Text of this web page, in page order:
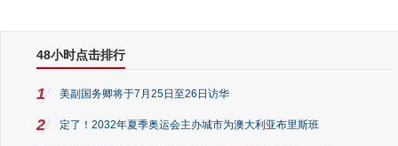
48小时点击排行
1 美副国务卿将于7月25日至26日访华
2 定了！2032年夏季奥运会主办城市为澳大利亚布里斯班